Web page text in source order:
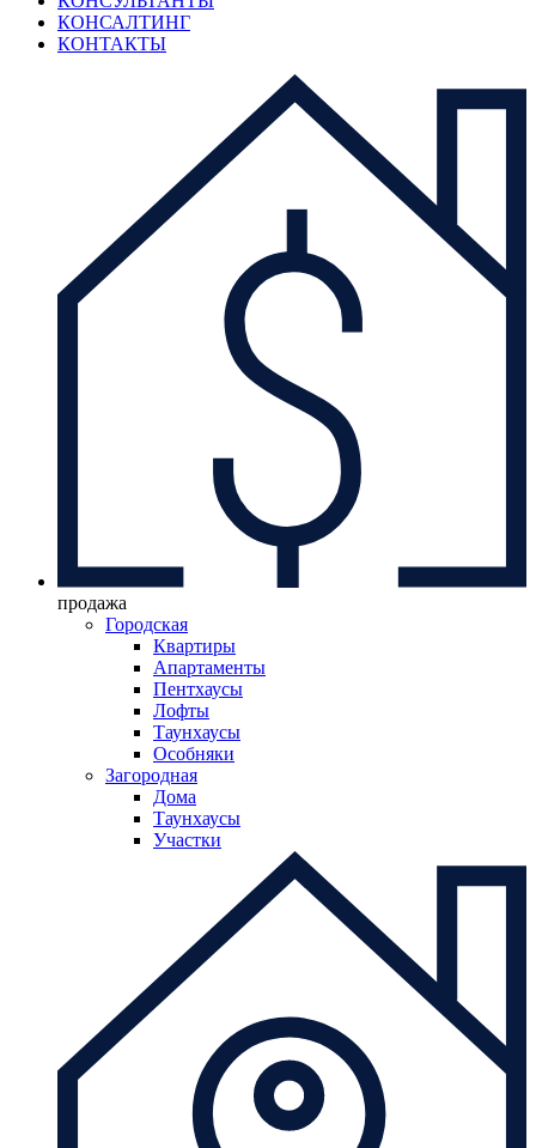
КОНСАЛТИНГ
КОНТАКТЫ
продажа
Городская
Квартиры
Апартаменты
Пентхаусы
Лофты
Таунхаусы
Особняки
Загородная
Дома
Таунхаусы
Участки